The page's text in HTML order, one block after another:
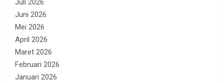
Juli 2026
Juni 2026
Mei 2026
April 2026
Maret 2026
Februari 2026
Januari 2026